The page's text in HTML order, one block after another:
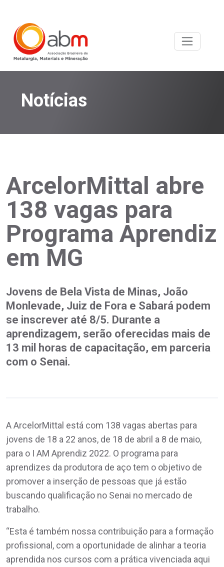
Notícias
ArcelorMittal abre
138 vagas para
Programa Aprendiz
em MG
Jovens de Bela Vista de Minas, João
Monlevade, Juiz de Fora e Sabará podem
se inscrever até 8/5. Durante a
aprendizagem, serão oferecidas mais de
13 mil horas de capacitação, em parceria
com o Senai.
A ArcelorMittal está com 138 vagas abertas para
jovens de 18 a 22 anos, de 18 de abril a 8 de maio,
para o I AM Aprendiz 2022. O programa para
aprendizes da produtora de aço tem o objetivo de
promover a inserção de pessoas que já estão
buscando qualificação no Senai no mercado de
trabalho.
“Esta é também nossa contribuição para a formação
profissional, com a oportunidade de alinhar a teoria
aprendida nos cursos com a prática vivenciada aqui